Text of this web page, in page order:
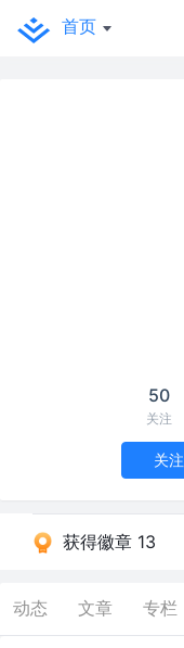
首页
50
关注
关注
获得徽章 13
动态 文章 专栏